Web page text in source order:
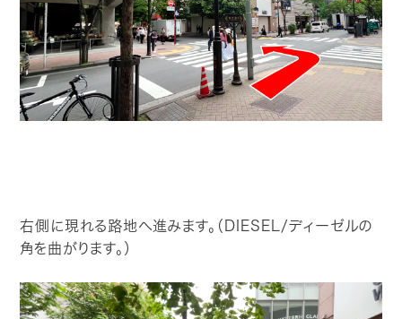
右側に現れる路地へ進みます。（DIESEL/ディーゼルの
角を曲がります。）